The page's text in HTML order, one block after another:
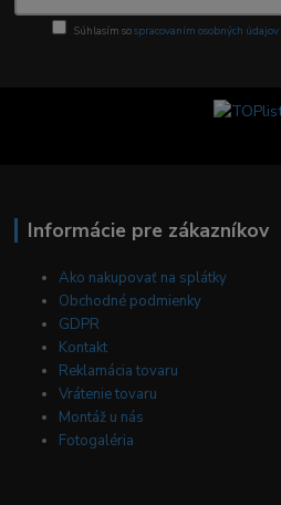
Súhlasím sospracovaním osobných údajov
Informácie pre zákazníkov
Ako nakupovať na splátky
Obchodné podmienky
GDPR
Kontakt
Reklamácia tovaru
Vrátenie tovaru
Montáž u nás
Fotogaléria